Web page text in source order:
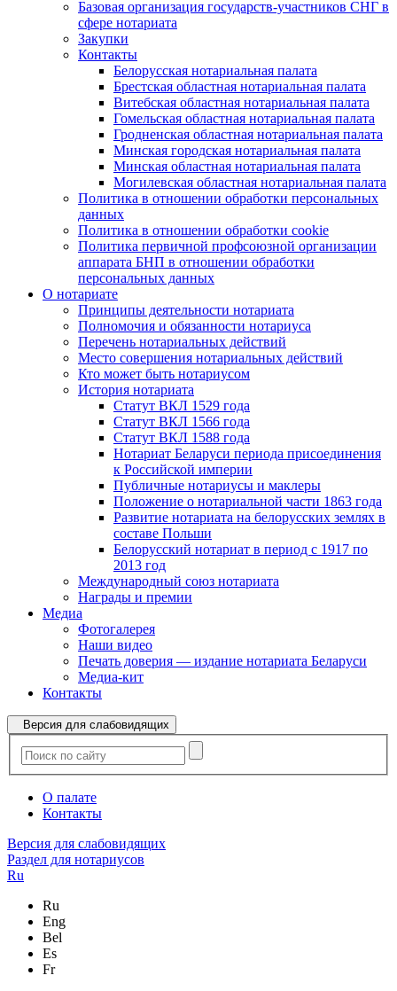
Базовая организация государств-участников СНГ в
сфере нотариата
Закупки
Контакты
Белорусская нотариальная палата
Брестская областная нотариальная палата
Витебская областная нотариальная палата
Гомельская областная нотариальная палата
Гродненская областная нотариальная палата
Минская городская нотариальная палата
Минская областная нотариальная палата
Могилевская областная нотариальная палата
Политика в отношении обработки персональных
данных
Политика в отношении обработки cookie
Политика первичной профсоюзной организации
аппарата БНП в отношении обработки
персональных данных
О нотариате
Принципы деятельности нотариата
Полномочия и обязанности нотариуса
Перечень нотариальных действий
Место совершения нотариальных действий
Кто может быть нотариусом
История нотариата
Статут ВКЛ 1529 года
Статут ВКЛ 1566 года
Статут ВКЛ 1588 года
Нотариат Беларуси периода присоединения
к Российской империи
Публичные нотариусы и маклеры
Положение о нотариальной части 1863 года
Развитие нотариата на белорусских землях в
составе Польши
Белорусский нотариат в период с 1917 по
2013 год
Международный союз нотариата
Награды и премии
Медиа
Фотогалерея
Наши видео
Печать доверия — издание нотариата Беларуси
Медиа-кит
Контакты
Версия для слабовидящих
О палате
Контакты
Версия для слабовидящих
Раздел для нотариусов
Ru
Ru
Eng
Bel
Es
Fr